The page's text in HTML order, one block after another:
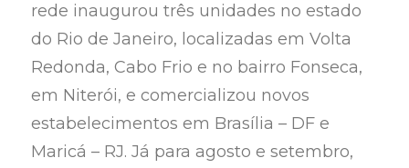
rede inaugurou três unidades no estado
do Rio de Janeiro, localizadas em Volta
Redonda, Cabo Frio e no bairro Fonseca,
em Niterói, e comercializou novos
estabelecimentos em Brasília – DF e
Maricá – RJ. Já para agosto e setembro,